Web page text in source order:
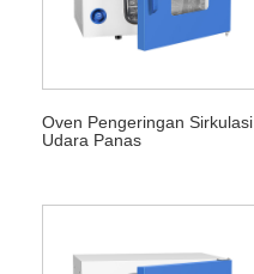
Oven Pengeringan Sirkulasi
Udara Panas